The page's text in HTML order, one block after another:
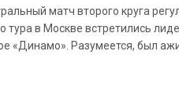
матч второго круга
тура в Москве встретились
«Динамо». Разумеется, был